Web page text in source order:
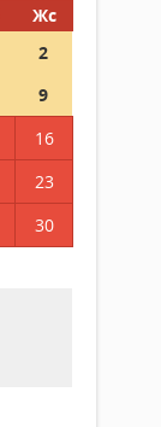
Жс
2
9
16
23
30